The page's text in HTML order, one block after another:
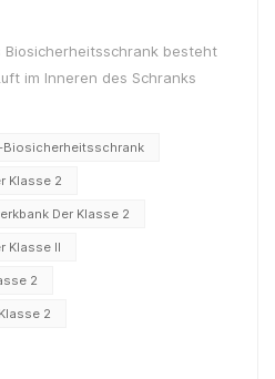
Biosicherheitsschrank besteht
im Inneren des Schranks
schützt. Die Außenluft wird
Biosicherheitsschrank
Klasse 2
Der Klasse 2
Klasse II
2
2